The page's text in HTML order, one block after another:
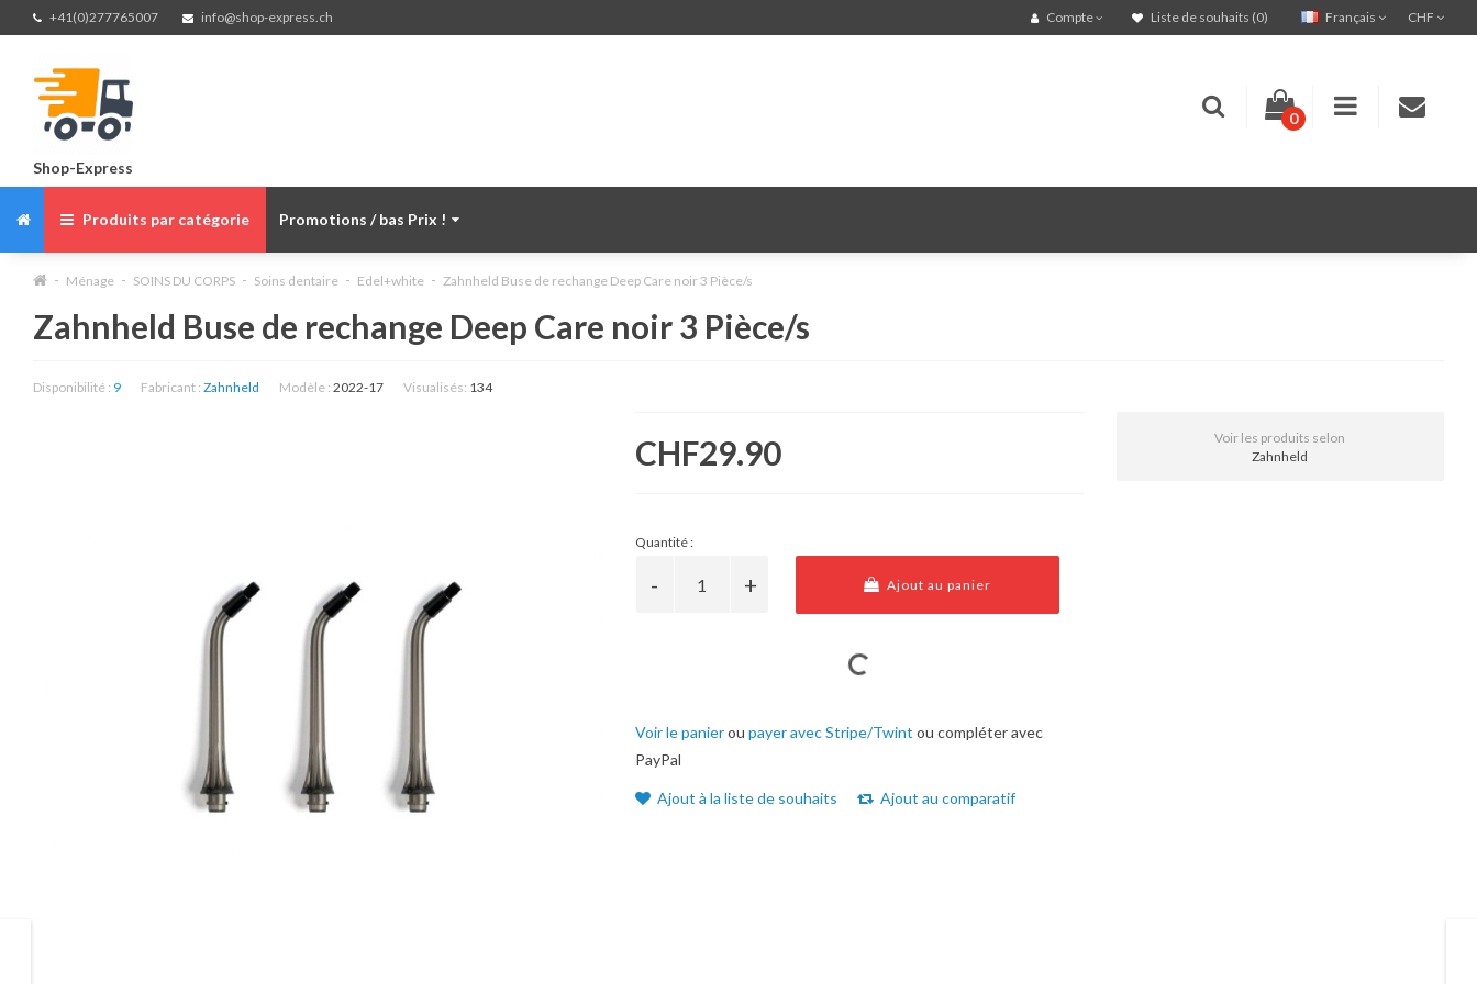
+41(0)277765007 info@shop-express.ch CHF
Français
Compte Liste de souhaits (0)
Shop-Express
0
Produits par catégorie Promotions / bas Prix !
Ménage SOINS DU CORPS Soins dentaire Edel+white Zahnheld Buse de rechange Deep Care noir 3 Pièce/s
Zahnheld Buse de rechange Deep Care noir 3 Pièce/s
Disponibilité : 9 Fabricant : Zahnheld Modèle : 2022-17 Visualisés: 134
CHF29.90
Quantité :
Ajout au panier
Voir le panierou payer avec Stripe/Twint ou compléter avec
PayPal
Ajout à la liste de souhaits Ajout au comparatif
Voir les produits selon
Zahnheld